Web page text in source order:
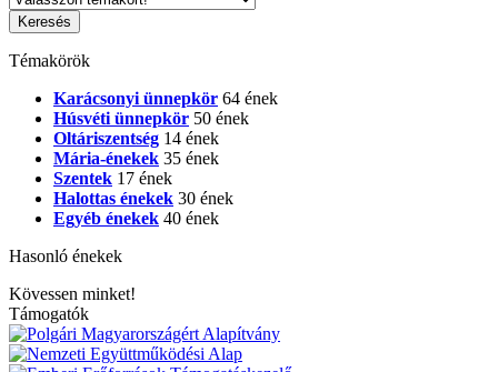
Témakörök
Karácsonyi ünnepkör 64 ének
Húsvéti ünnepkör 50 ének
Oltáriszentség 14 ének
Mária-énekek 35 ének
Szentek 17 ének
Halottas énekek 30 ének
Egyéb énekek 40 ének
Hasonló énekek
Kövessen minket!
Támogatók